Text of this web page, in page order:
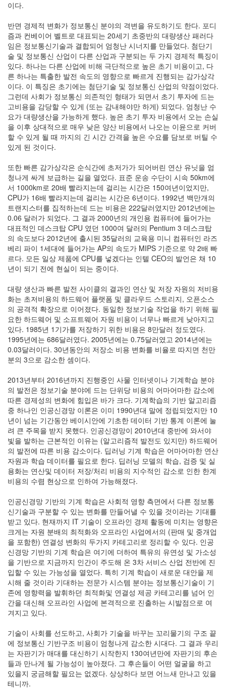
이다.
반면 경제적 변화가 정보통신 분야의 격변을 유도하기도 한다. 포디
즘과 컨베이어 벨트로 대표되는 20세기 초중반의 대량생산 패러다
임은 정보통신기술과 결합되어 엄청난 시너지를 만들었다. 첨단기
술 및 정보통신 산업이 다른 산업과 구분되는 두 가지 경제적 특징이
있다. 하나는 다른 산업에 비해 극단적으로 높은 초기 비용이고, 다
른 하나는 특출한 발전 속도의 영향으로 빠르게 진행되는 감가상각
이다. 이 특징은 초기에는 첨단기술 및 정보통신 산업의 약점이었다.
그런데 사회가 정보통신 의존적인 형태가 되면서 초기 투자에 드는
고비용을 감당할 수 있게 (또는 감내해야만 하게) 되었다. 엄청난 수
요가 대량생산을 가능하게 했다. 높은 초기 투자 비용에서 오는 손실
을 이후 상대적으로 매우 낮은 양산 비용에서 나오는 이윤으로 커버
할 수 있게 될 때 까지의 긴 시간 간격을 높은 수요를 담보로 버틸 수
있게 된 것이다.
또한 빠른 감가상각은 순식간에 초저가가 되어버린 연산 유닛을 엄
청나게 싸게 보급하는 길을 열었다. 표준 운송 수단이 시속 50km에
서 1000km로 20배 빨라지는데 걸리는 시간은 150여년이었지만,
CPU가 16배 빨라지는데 걸리는 시간은 6년이다. 1992년 백만개의
트랜지스터를 집적하는데 드는 비용은 222달러였지만 2012년에는
0.06 달러가 되었다. 그 결과 2000년의 개인용 컴퓨터에 들어가는
대표적인 데스크탑 CPU 였던 1000여 달러의 Pentium 3 데스크탑
의 속도보다 2012년에 출시된 35달러의 교육용 미니 컴퓨터인 라즈
베리 파이 1세대에 들어가는 AP의 속도가 MIPS 기준으로 약 2배 빠
르다. 모든 일상 제품에 CPU를 넣겠다는 인텔 CEO의 발언은 채 10
년이 되기 전에 현실이 되는 중이다.
대량 생산과 빠른 발전 사이클의 결과인 연산 및 저장 자원의 저비용
화는 초저비용의 하드웨어 플랫폼 및 클라우드 스토리지, 오픈소스
의 공격적 확장으로 이어졌다. 동일한 정보기술 작업을 하기 위해 필
요한 하드웨어 및 소프트웨어 자원 비용이 너무나 빠르게 낮아지고
있다. 1985년 1기가를 저장하기 위한 비용은 8만달러 정도였다.
1995년에는 686달러였다. 2005년에는 0.75달러였고 2014년에는
0.03달러이다. 30년동안의 저장소 비용 변화를 비율로 따지면 천만
분의 3으로 감소한 셈이다.
2013년부터 2016년까지 진행중인 사물 인터넷이나 기계학습 분야
의 발전은 정보기술 분야에 드는 단위당 비용의 어마어마한 감소에
따른 경제성의 변화에 힘입은 바가 크다. 기계학습의 기반 알고리즘
중 하나인 인공신경망 이론은 이미 1990년대 말에 정립되었지만 10
년이 넘는 기간동안 베이시안에 기초한 데이터 기반 통계 이론에 눌
려 큰 주목을 받지 못했다. 인공신경망이 2010년대 중반에 와서야
빛을 발하는 근본적인 이유는 (알고리즘적 발전도 있지만) 하드웨어
의 발전에 따른 비용 감소이다. 딥러닝 기계 학습은 어마어마한 연산
자원과 학습 데이터를 필요로 한다. 딥러닝 모델의 학습, 검증 및 실
용화는 연산및 데이터 저장/처리 비용의 지수적인 감소로 인한 한계
비용의 수렴 현상으로 인하여 가능해졌다.
인공신경망 기반의 기계 학습은 사회적 영향 측면에서 다른 정보통
신기술과 구분할 수 있는 변화를 만들어낼 수 있을 것이라는 기대를
받고 있다. 현재까지 IT 기술이 오프라인 경제 활동에 미치는 영향은
크게는 자원 분배의 최적화와 오프라인 사업에서의 (판매 및 중개업
을 포함한) 연결성 변화의 두가지 카테고리로 정리할 수 있다. 인공
신경망 기반의 기계 학습은 여기에 더하여 특유의 유연성 및 가소성
을 기반으로 지금까지 인간이 주도해 온 3차 서비스 산업 전반에 진
입할 수 있는 가능성을 열었다. 특히 기계 학습이 새로운 대안을 제
시해 줄 것이라 기대하는 전문가 시스템 분야는 정보통신기술이 기
존에 영향력을 발휘하던 최적화및 연결성 제공 카테고리를 넘어 인
간을 대신해 오프라인 사업에 본격적으로 진출하는 시발점으로 여
겨지고 있다.
기술이 사회를 선도하고, 사회가 기술을 바꾸는 꼬리물기의 구조 끝
에 정보통신 기반구조 비용이 엄청나게 감소한 시대다. 그 결과 우리
는 자판기가 매대를 대신하기 시작한지 130여년만에 자판기의 후손
들과 만나게 될 가능성이 높아졌다. 그 후손들이 어떤 얼굴을 하고
있을지 궁금해할 필요는 없겠다. 상상하다 보면 어느새 만나고 있을
테니까.
르
브
정
로
그
Notices
Find!
Categories
체
14
전
산
물
리
학
2
생
활
과
리
학
1
공
부
여
행
2
질
기
록
0
Mac
0
리
눅
스
0
윈
우
0
lablup
0
의
견
형
성
동
역
학
0
7
Recent
Posts
비